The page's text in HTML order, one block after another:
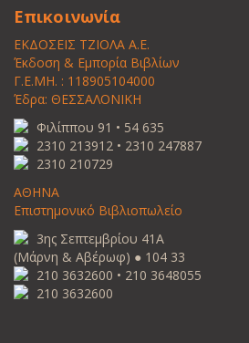
Επικοινωνία
ΕΚΔΟΣΕΙΣ ΤΖΙΟΛΑ Α.Ε.
Έκδοση & Εμπορία Βιβλίων
Γ.Ε.ΜΗ. : 118905104000
Έδρα: ΘΕΣΣΑΛΟΝΙΚΗ
Φιλίππου 91 • 54 635
2310 213912 • 2310 247887
2310 210729
ΑΘΗΝΑ
Επιστημονικό Βιβλιοπωλείο
3ης Σεπτεμβρίου 41Α
(Μάρνη & Αβέρωφ) ● 104 33
210 3632600 • 210 3648055
210 3632600